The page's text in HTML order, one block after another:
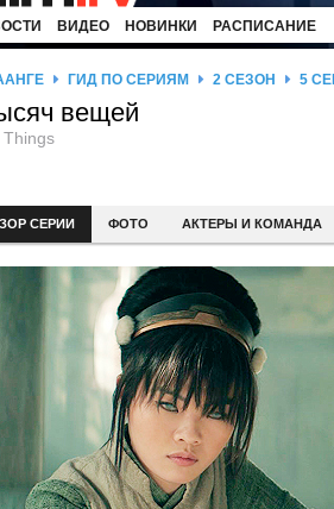
ВИДЕО НОВИНКИ РАСПИСАНИЕ
ГИД ПО СЕРИЯМ 2 СЕЗОН 5
вещей
Things
СЕРИИ ФОТО АКТЕРЫ И КОМАНДА